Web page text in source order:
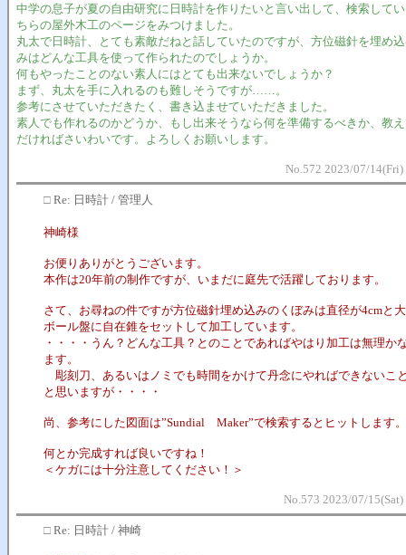
中学の息子が夏の自由研究に日時計を作りたいと言い出して、検索して
ちらの屋外木工のページをみつけました。
丸太で日時計、とても素敵だねと話していたのですが、方位磁針を埋め
みはどんな工具を使って作られたのでしょうか。
何もやったことのない素人にはとても出来ないでしょうか？
まず、丸太を手に入れるのも難しそうですが……。
参考にさせていただきたく、書き込ませていただきました。
素人でも作れるのかどうか、もし出来そうなら何を準備するべきか、教
だければさいわいです。よろしくお願いします。
No.572 2023/07/
□ Re: 日時計 / 管理人
神崎様
お便りありがとうございます。
本作は20年前の制作ですが、いまだに庭先で活躍しております。
さて、お尋ねの件ですが方位磁針埋め込みのくぼみは直径が4cmと
ボール盤に自在錐をセットして加工しています。
・・・・うん？どんな工具？とのことであればやはり加工は無理か
ます。
彫刻刀、あるいはノミでも時間をかけて丹念にやればできないこ
と思いますが・・・・
尚、参考にした図面は”Sundial Maker”で検索するとヒットします。
何とか完成すれば良いですね！
＜ケガには十分注意してください！＞
No.573 2023/07/
□ Re: 日時計 / 神崎